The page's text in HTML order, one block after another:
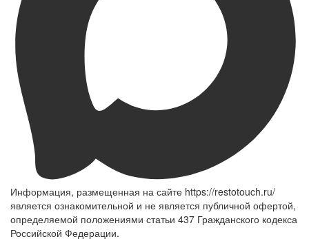
Информация, размещенная на сайте https://restotouch.ru/
является ознакомительной и не является публичной офертой,
определяемой положениями статьи 437 Гражданского кодекса
Российской Федерации.